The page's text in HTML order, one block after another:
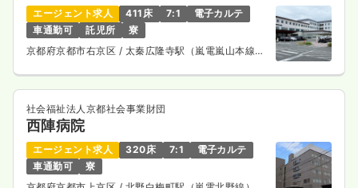
エージェント求人 411床 7:1
電子カルテ
車通勤可
託児所
寮
京都府京都市右京区 / 太秦広隆寺駅（嵐電嵐山本線）
社会福祉法人京都社会事業財団
西陣病院
エージェント求人 320床 7:1
電子カルテ
車通勤可
寮